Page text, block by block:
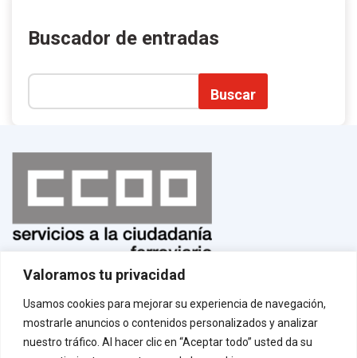
Valoramos tu privacidad
Usamos cookies para mejorar su experiencia de navegación,
mostrarle anuncios o contenidos personalizados y analizar
nuestro tráfico. Al hacer clic en “Aceptar todo” usted da su
Buscador de entradas
Buscar
Normas de uso
Aviso legal
Política de privacidad
Política de cookies